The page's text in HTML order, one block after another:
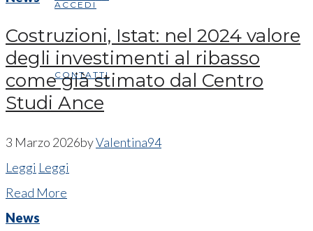
ACCEDI
CONTATTI
Costruzioni, Istat: nel 2024 valore
degli investimenti al ribasso
come già stimato dal Centro
Studi Ance
3 Marzo 2026byValentina94
Leggi Leggi
Read More
News